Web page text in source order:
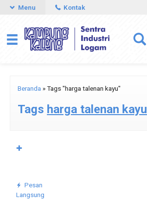
Menu Kontak
Beranda »Tags "harga talenan kayu"
Tags harga talenan kayu
Pesan
Langsung
✚